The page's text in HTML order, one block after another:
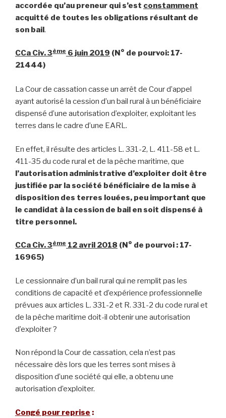
accordée qu’au preneur qui s’est constamment
acquitté de toutes les obligations résultant de
son bail.
CCa Civ. 3ème 6 juin 2019 (N° de pourvoi: 17-
21444)
La Cour de cassation casse un arrêt de Cour d’appel
ayant autorisé la cession d’un bail rural à un bénéficiaire
dispensé d’une autorisation d’exploiter, exploitant les
terres dans le cadre d’une EARL.
En effet, il résulte des articles L. 331-2, L. 411-58 et L.
411-35 du code rural et de la pêche maritime, que
l’autorisation administrative d’exploiter doit être
justifiée par la société bénéficiaire de la mise à
disposition des terres louées, peu important que
le candidat à la cession de bail en soit dispensé à
titre personnel.
CCa Civ. 3ème 12 avril 2018 (N° de pourvoi : 17-
16965)
Le cessionnaire d’un bail rural qui ne remplit pas les
conditions de capacité et d’expérience professionnelle
prévues aux articles L. 331-2 et R. 331-2 du code rural et
de la pêche maritime doit-il obtenir une autorisation
d’exploiter ?
Non répond la Cour de cassation, cela n’est pas
nécessaire dès lors que les terres sont mises à
disposition d’une société qui elle, a obtenu une
autorisation d’exploiter.
Congé pour reprise :